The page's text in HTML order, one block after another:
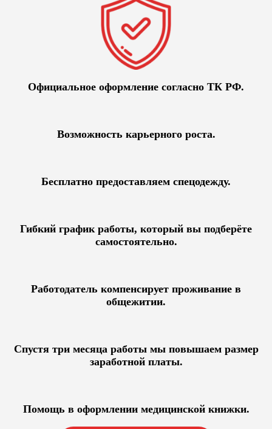
Официальное оформление согласно ТК РФ.
Возможность карьерного роста.
Бесплатно предоставляем спецодежду.
Гибкий график работы, который вы подберёте
самостоятельно.
Работодатель компенсирует проживание в
общежитии.
Спустя три месяца работы мы повышаем размер
заработной платы.
Помощь в оформлении медицинской книжки.